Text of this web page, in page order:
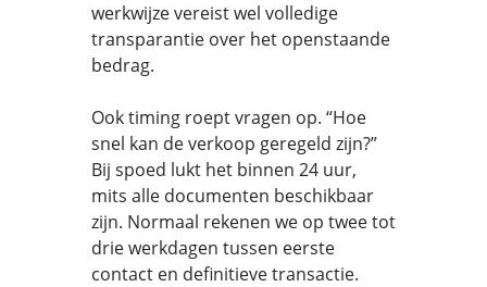
werkwijze vereist wel volledige
transparantie over het openstaande
bedrag.
Ook timing roept vragen op. “Hoe
snel kan de verkoop geregeld zijn?”
Bij spoed lukt het binnen 24 uur,
mits alle documenten beschikbaar
zijn. Normaal rekenen we op twee tot
drie werkdagen tussen eerste
contact en definitieve transactie.